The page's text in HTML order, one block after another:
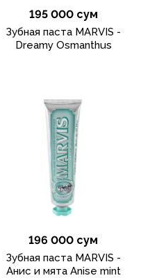
195 000 сум
Зубная паста MARVIS -
Dreamy Osmanthus
196 000 сум
Зубная паста MARVIS -
Анис и мята Anise mint